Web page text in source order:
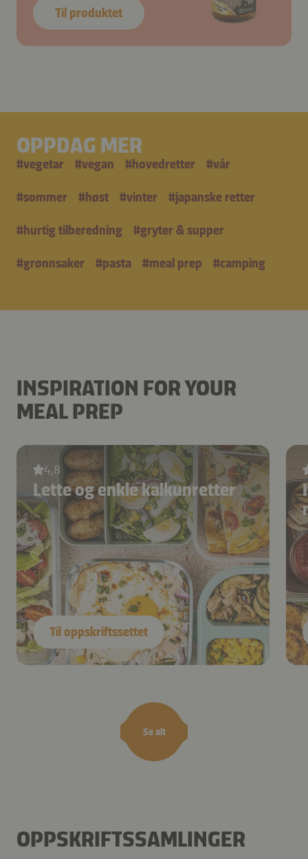
Til produktet
OPPDAG MER
#vegetar #vegan #hovedretter #vår
#sommer #høst #vinter #japanske retter
#hurtig tilberedning #gryter & supper
#grønnsaker #pasta #meal prep #camping
INSPIRATION FOR YOUR
MEAL PREP
Se alt
4,8
Lette og enkle kalkunretter
Til oppskriftssettet
OPPSKRIFTSSAMLINGER